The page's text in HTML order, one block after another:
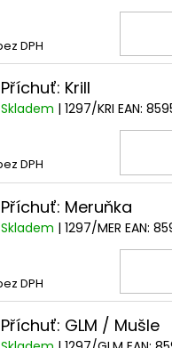
DPH
Příchuť: Krill
Skladem | 1297/KRI EAN:
DPH
Příchuť: Meruňka
Skladem | 1297/MER EAN:
DPH
Příchuť: GLM / Mušle